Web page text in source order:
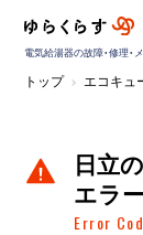
電気給湯器の故障・修理・
トップ エコキュ
日立
エラ
Error